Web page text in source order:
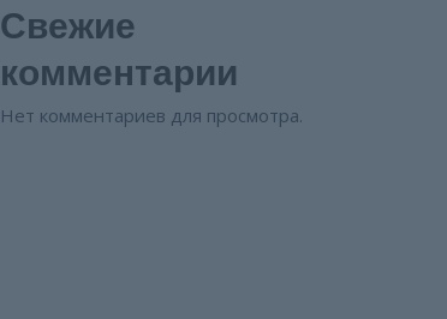
Свежие
комментарии
Нет комментариев для просмотра.